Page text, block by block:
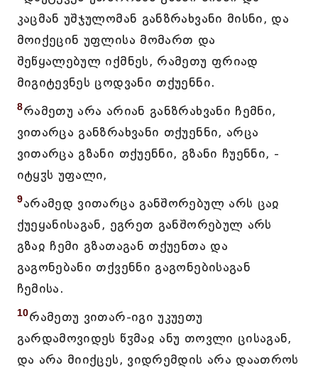
კაცმან უშჯულომან განზრახვანი მისნი, და
მოიქეცინ უფლისა მომართ და
შეწყალებულ იქმნეს, რამეთუ ფრიად
მიგიტევნეს ცოდვანი თქუენნი.
8რამეთუ არა არიან განზრახვანი ჩემნი,
ვითარცა განზრახვანი თქუენნი, არცა
ვითარცა გზანი თქუენნი, გზანი ჩუენნი, -
იტყჳს უფალი,
9არამედ ვითარცა განშორებულ არს ცაჲ
ქუეყანისაგან, ეგრეთ განშორებულ არს
გზაჲ ჩემი გზათაგან თქუენთა და
გაგონებანი თქვენნი გაგონებისაგან
ჩემისა.
10რამეთუ ვითარ-იგი უკუეთუ
გარდამოვიდეს წჳმაჲ ანუ თოვლი ცისაგან,
და არა მიიქცეს, ვიდრემდის არა დაათროს